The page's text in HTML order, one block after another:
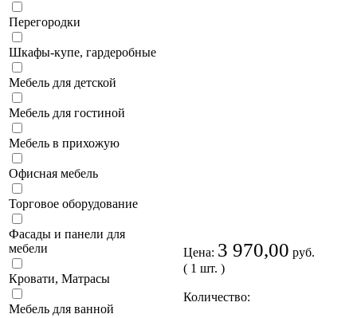
Перегородки
Шкафы-купе, гардеробные
Мебель для детской
Мебель для гостиной
Мебель в прихожую
Офисная мебель
Торговое оборудование
Фасады и панели для
мебели
Кровати, Матрасы
Мебель для ванной
Цена: 3 970,00 руб.
( 1 шт. )
Количество: